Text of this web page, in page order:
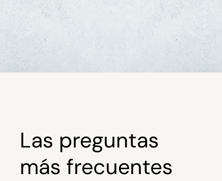
Las preguntas
más frecuentes